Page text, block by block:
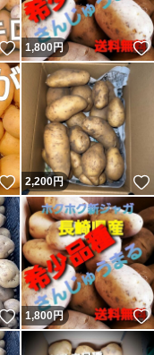
いいね！
1,800 円
いいね！
2,200円
いいね！
1,800 円